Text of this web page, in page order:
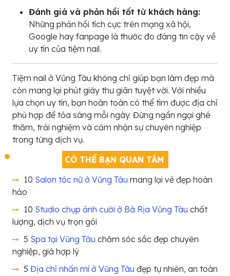
Đánh giá và phản hồi tốt từ khách hàng:
Những phản hồi tích cực trên mạng xã hội,
Google hay fanpage là thước đo đáng tin cậy về
uy tín của tiệm nail.
Tiệm nail ở Vũng Tàu không chỉ giúp bạn làm đẹp mà
còn mang lại phút giây thư giãn tuyệt vời. Với nhiều
lựa chọn uy tín, bạn hoàn toàn có thể tìm được địa chỉ
phù hợp để tỏa sáng mỗi ngày. Đừng ngần ngại ghé
thăm, trải nghiệm và cảm nhận sự chuyên nghiệp
trong từng dịch vụ.
CÓ THỂ BẠN QUAN TÂM
10 Salon tóc nữ ở Vũng Tàu mang lại vẻ đẹp hoàn
hảo
10 Studio chụp ảnh cưới ở Bà Rịa Vũng Tàu chất
lượng, dịch vụ trọn gói
5 Spa tại Vũng Tàu chăm sóc sắc đẹp chuyên
nghiệp, giá hợp lý
5 Địa chỉ nhấn mí ở Vũng Tàu đẹp tự nhiên, an toàn